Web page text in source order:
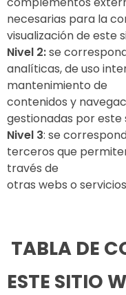
necesarias para la
visualización de este
Nivel 2:se
analíticas, de uso
mantenimiento de
contenidos y
gestionadas por este
Nivel 3: se
terceros que
través de
otras webs o
TABLA DE
ESTE SITIO